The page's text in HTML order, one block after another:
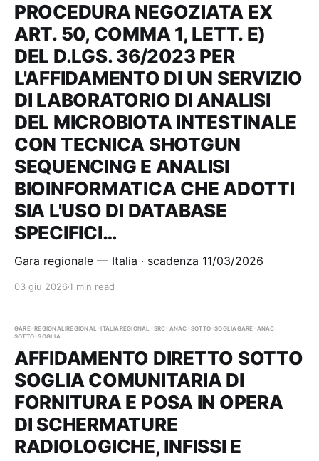
PROCEDURA NEGOZIATA EX
ART. 50, COMMA 1, LETT. E)
DEL D.LGS. 36/2023 PER
L'AFFIDAMENTO DI UN SERVIZIO
DI LABORATORIO DI ANALISI
DEL MICROBIOTA INTESTINALE
CON TECNICA SHOTGUN
SEQUENCING E ANALISI
BIOINFORMATICA CHE ADOTTI
SIA L'USO DI DATABASE
SPECIFICI…
Gara regionale — Italia · scadenza 11/03/2026
03 giu 2026 1 min read
gare-regionaliregional-italiaregional-src-anac-sotto-sogliagare-anac
sotto-soglia
AFFIDAMENTO DIRETTO SOTTO
SOGLIA COMUNITARIA DI
FORNITURA E POSA IN OPERA
DI SCHERMATURE
RADIOLOGICHE, INFISSI E